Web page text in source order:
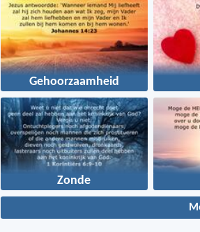
Gehoorzaamheid
Zonde